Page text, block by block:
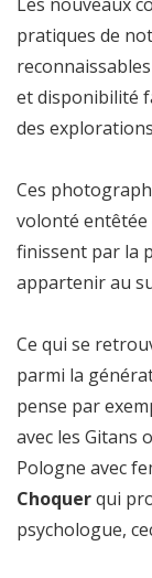
pratiques de
et disponibilité
des
Ces
volonté entêtée
finissent par la
appartenir au
Ce qui se
parmi la
pense par
avec les Gitans
Pologne avec
Choquerqui
psychologue,